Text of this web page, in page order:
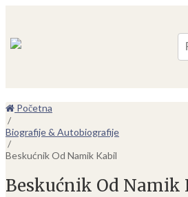
Početna
/
Biografije & Autobiografije
/
Beskućnik Od Namik Kabil
Beskućnik Od Namik